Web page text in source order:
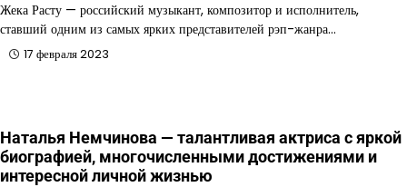
Жека Расту — российский музыкант, композитор и исполнитель,
ставший одним из самых ярких представителей рэп-жанра…
17 февраля 2023
Наталья Немчинова — талантливая актриса с яркой
биографией, многочисленными достижениями и
интересной личной жизнью